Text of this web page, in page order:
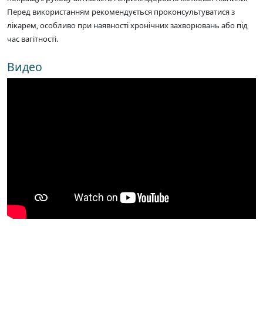
Перед використанням рекомендується проконсультуватися з
лікарем, особливо при наявності хронічних захворювань або під
час вагітності.
Видео